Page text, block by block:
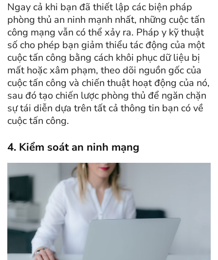
Ngay cả khi bạn đã thiết lập các biện pháp
phòng thủ an ninh mạnh nhất, những cuộc tấn
công mạng vẫn có thể xảy ra. Pháp y kỹ thuật
số cho phép bạn giảm thiểu tác động của một
cuộc tấn công bằng cách khôi phục dữ liệu bị
mất hoặc xâm phạm, theo dõi nguồn gốc của
cuộc tấn công và chiến thuật hoạt động của nó,
sau đó tạo chiến lược phòng thủ để ngăn chặn
sự tái diễn dựa trên tất cả thông tin bạn có về
cuộc tấn công.
4. Kiểm soát an ninh mạng